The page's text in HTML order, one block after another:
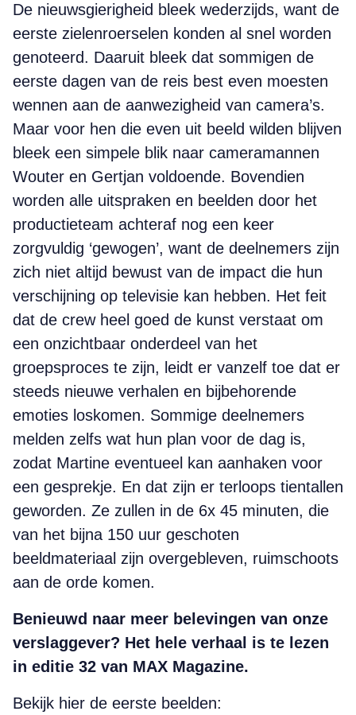
De nieuwsgierigheid bleek wederzijds, want de
eerste zielenroerselen konden al snel worden
genoteerd. Daaruit bleek dat sommigen de
eerste dagen van de reis best even moesten
wennen aan de aanwezigheid van camera’s.
Maar voor hen die even uit beeld wilden blijven
bleek een simpele blik naar cameramannen
Wouter en Gertjan voldoende. Bovendien
worden alle uitspraken en beelden door het
productieteam achteraf nog een keer
zorgvuldig ‘gewogen’, want de deelnemers zijn
zich niet altijd bewust van de impact die hun
verschijning op televisie kan hebben. Het feit
dat de crew heel goed de kunst verstaat om
een onzichtbaar onderdeel van het
groepsproces te zijn, leidt er vanzelf toe dat er
steeds nieuwe verhalen en bijbehorende
emoties loskomen. Sommige deelnemers
melden zelfs wat hun plan voor de dag is,
zodat Martine eventueel kan aanhaken voor
een gesprekje. En dat zijn er terloops tientallen
geworden. Ze zullen in de 6x 45 minuten, die
van het bijna 150 uur geschoten
beeldmateriaal zijn overgebleven, ruimschoots
aan de orde komen.
Benieuwd naar meer belevingen van onze
verslaggever? Het hele verhaal is te lezen
in editie 32 van MAX Magazine.
Bekijk hier de eerste beelden: